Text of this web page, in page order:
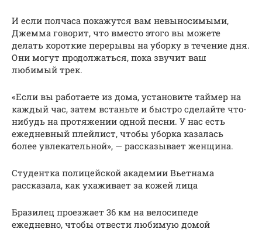
И если полчаса покажутся вам невыносимыми,
Джемма говорит, что вместо этого вы можете
делать короткие перерывы на уборку в течение дня.
Они могут продолжаться, пока звучит ваш
любимый трек.
«Если вы работаете из дома, установите таймер на
каждый час, затем встаньте и быстро сделайте что-
нибудь на протяжении одной песни. У нас есть
ежедневный плейлист, чтобы уборка казалась
более увлекательной», — рассказывает женщина.
Студентка полицейской академии Вьетнама
рассказала, как ухаживает за кожей лица
Бразилец проезжает 36 км на велосипеде
ежедневно, чтобы отвести любимую домой